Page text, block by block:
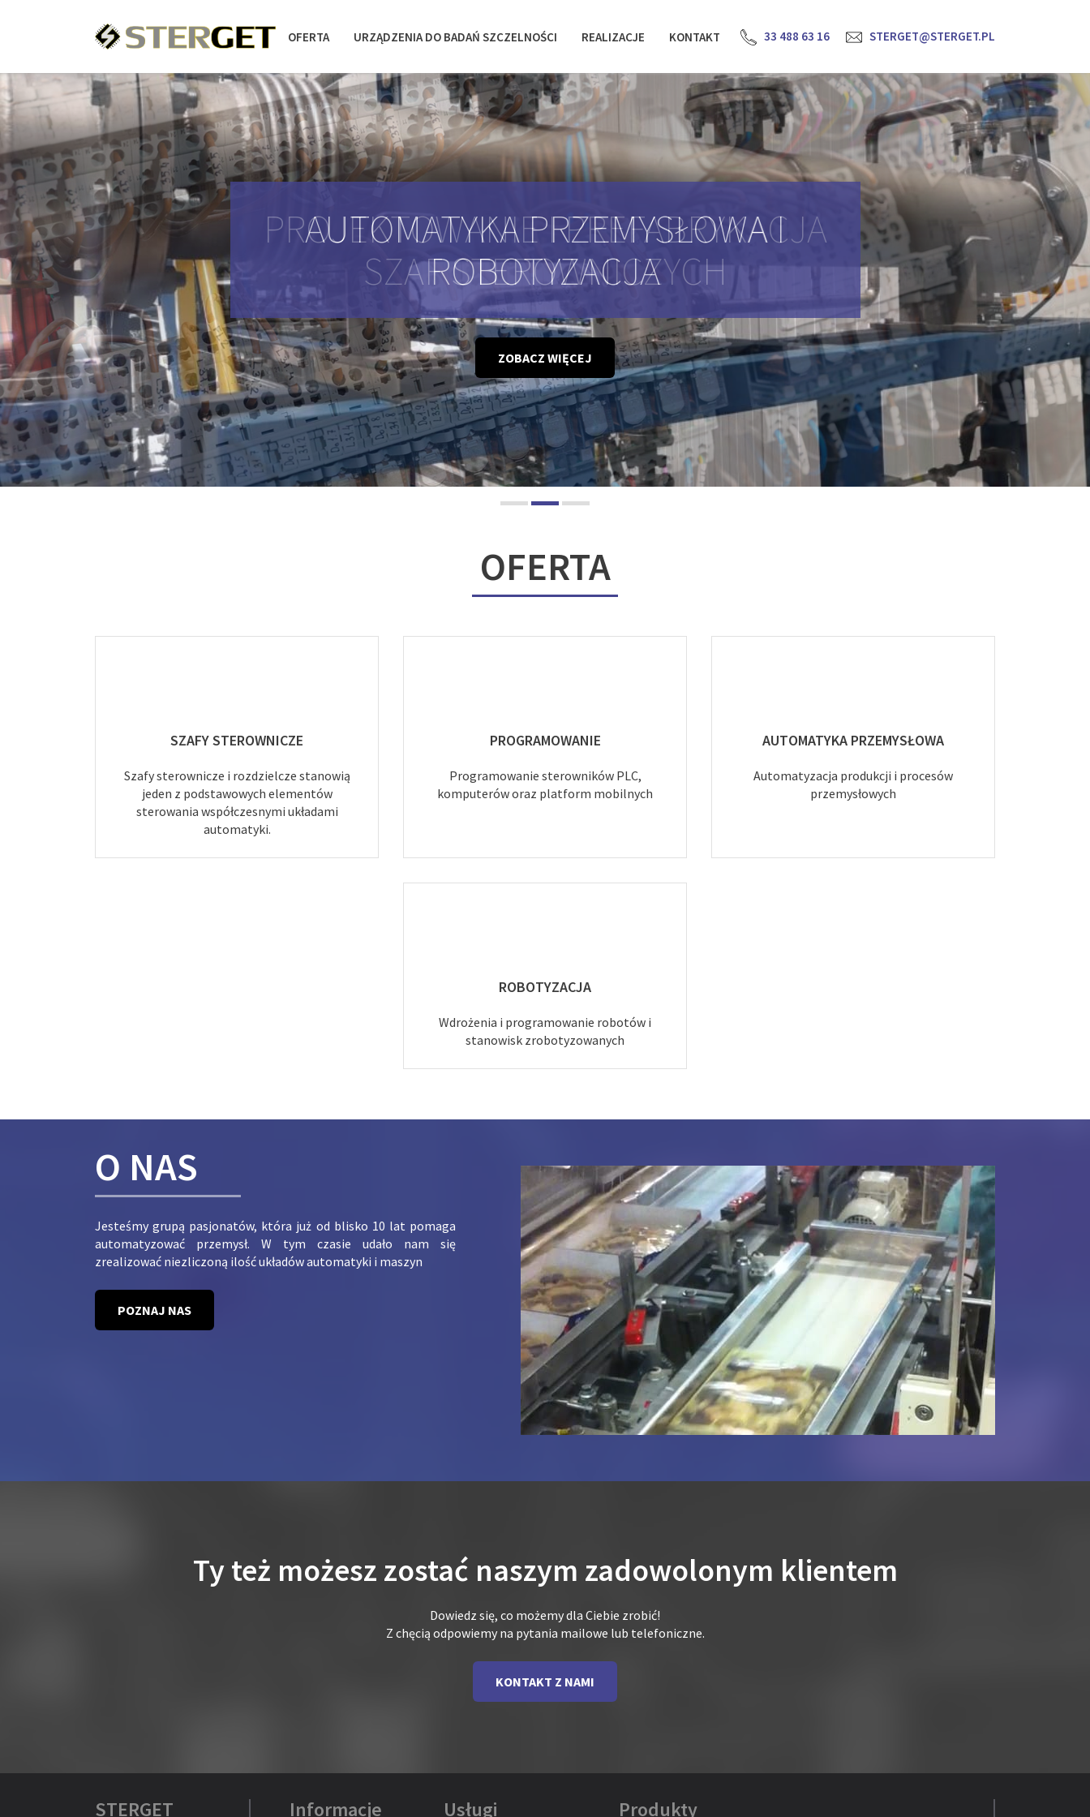
OFERTA URZĄDZENIA DO BADAŃ SZCZELNOŚCI REALIZACJE KONTAKT 33 488 63 16 STERGET@STERGET.PL
PROJEKTOWANIE I PREFABRYKACJA
SZAF STEROWNICZYCH
ZOBACZ WIĘCEJ
OFERTA
SZAFY STEROWNICZE
Szafy sterownicze i rozdzielcze stanowią
jeden z podstawowych elementów
sterowania współczesnymi układami
automatyki.
PROGRAMOWANIE
Programowanie sterowników PLC,
komputerów oraz platform mobilnych
AUTOMATYKA PRZEMYSŁOWA
Automatyzacja produkcji i procesów
przemysłowych
ROBOTYZACJA
Wdrożenia i programowanie robotów i
stanowisk zrobotyzowanych
O NAS
Jesteśmy grupą pasjonatów, która już od blisko 10 lat pomaga
automatyzować przemysł. W tym czasie udało nam się
zrealizować niezliczoną ilość układów automatyki i maszyn
POZNAJ NAS
Ty też możesz zostać naszym zadowolonym klientem
Dowiedz się, co możemy dla Ciebie zrobić!
Z chęcią odpowiemy na pytania mailowe lub telefoniczne.
KONTAKT Z NAMI
STERGET Informacje Usługi Produkty